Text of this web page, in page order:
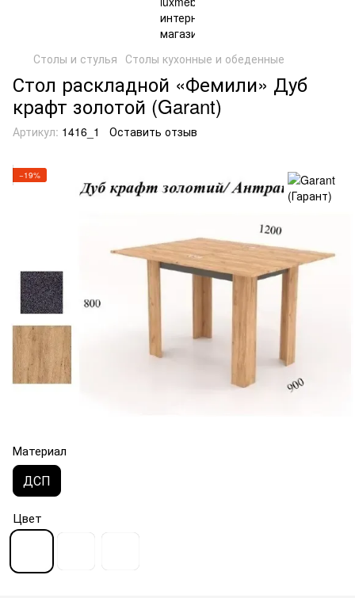
Столы и стулья Столы кухонные и обеденные
Стол раскладной «Фемили» Дуб
крафт золотой (Garant)
Артикул: 1416_1 Оставить отзыв
−19%
Материал
ДСП
Цвет